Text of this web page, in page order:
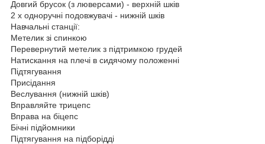
Довгий брусок (з люверсами) - верхній шків
2 x одноручні подовжувачі - нижній шків
Навчальні станції:
Метелик зі спинкою
Перевернутий метелик з підтримкою грудей
Натискання на плечі в сидячому положенні
Підтягування
Присідання
Веслування (нижній шків)
Вправляйте трицепс
Вправа на біцепс
Бічні підйомники
Підтягування на підборідді